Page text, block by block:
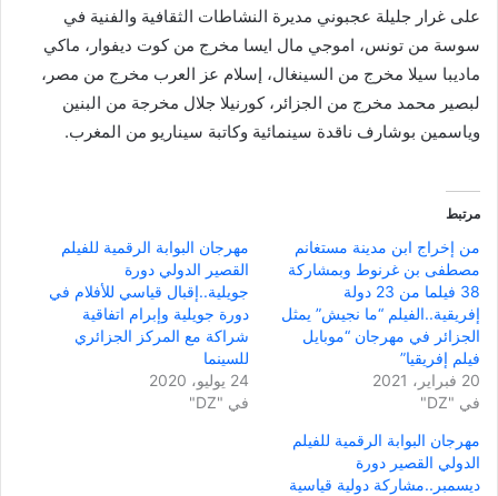
على غرار جليلة عجبوني مديرة النشاطات الثقافية والفنية في
سوسة من تونس، اموجي مال ايسا مخرج من كوت ديفوار، ماكي
ماديبا سيلا مخرج من السينغال، إسلام عز العرب مخرج من مصر،
لبصير محمد مخرج من الجزائر، كورنيلا جلال مخرجة من البنين
وياسمين بوشارف ناقدة سينمائية وكاتبة سيناريو من المغرب.
مرتبط
من إخراج ابن مدينة مستغانم
مصطفى بن غرنوط وبمشاركة
38 فيلما من 23 دولة
إفريقية..الفيلم “ما نجيش” يمثل
الجزائر في مهرجان “موبايل
فيلم إفريقيا”
20 فبراير، 2021
في "DZ"
مهرجان البوابة الرقمية للفيلم
القصير الدولي دورة
جويلية..إقبال قياسي للأفلام في
دورة جويلية وإبرام اتفاقية
شراكة مع المركز الجزائري
للسينما
24 يوليو، 2020
في "DZ"
مهرجان البوابة الرقمية للفيلم
الدولي القصير دورة
ديسمبر..مشاركة دولية قياسية